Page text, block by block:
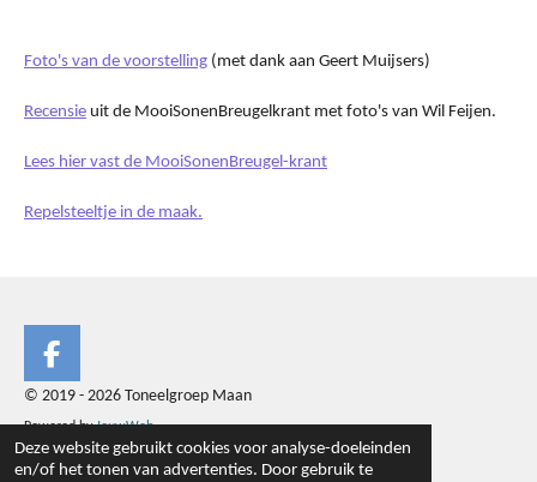
Deze website gebruikt cookies voor analyse-doeleinden
en/of het tonen van advertenties. Door gebruik te
Foto's van de voorstelling (met dank aan Geert Muijsers)
Recensie uit de MooiSonenBreugelkrant met foto's van Wil Feijen.
Lees hier vast de MooiSonenBreugel-krant
Repelsteeltje in de maak.
F
a
e
b
© 2019 - 2026 Toneelgroep Maan
Powered byJouwWeb